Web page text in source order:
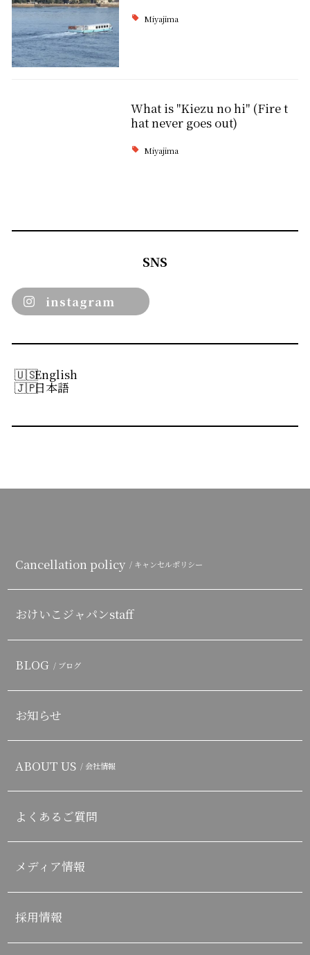
Miyajima
What is "Kiezu no hi" (Fire t
hat never goes out)
Miyajima
SNS
instagram
English
日本語
Cancellation policy / キャンセルポリシー
おけいこジャパンstaff
BLOG / ブログ
お知らせ
ABOUT US / 会社情報
よくあるご質問
メディア情報
採用情報